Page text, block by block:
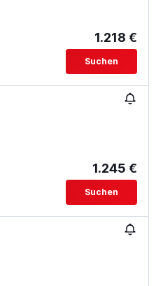
1.218 €
Suchen
1.245 €
Suchen